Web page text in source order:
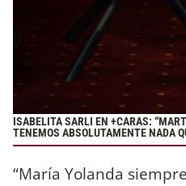
ISABELITA SARLI EN +CARAS:
TENEMOS ABSOLUTAMENTE NADA
“María Yolanda